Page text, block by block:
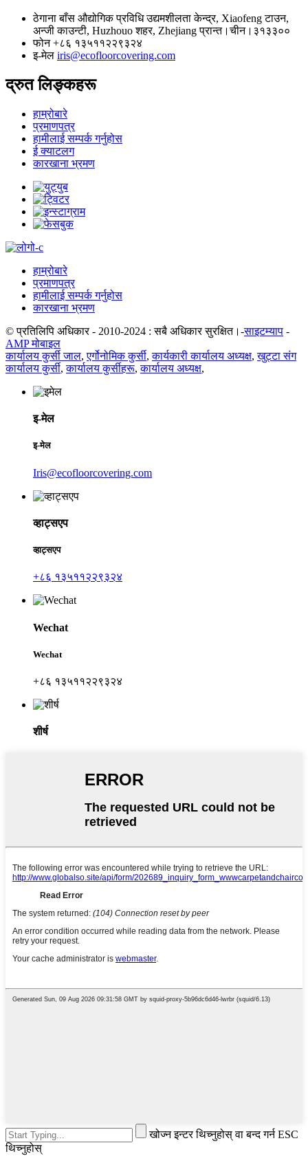
ठेगाना बाँस औद्योगिक प्रविधि उद्यमशीलता केन्द्र, Xiaofeng टाउन,
अन्जी काउन्टी, Huzhouo शहर, Zhejiang प्रान्त।चीन।३१३३००
फोन +८६ १३५११२२९३२४
इ-मेल iris@ecofloorcovering.com
द्रुत लिङ्कहरू
हाम्रोबारे
प्रमाणपत्र
हामीलाई सम्पर्क गर्नुहोस
ई क्याटलग
कारखाना भ्रमण
हाम्रोबारे
प्रमाणपत्र
हामीलाई सम्पर्क गर्नुहोस
कारखाना भ्रमण
© प्रतिलिपि अधिकार - 2010-2024 : सबै अधिकार सुरक्षित।-साइटम्याप -
AMP मोबाइल
कार्यालय कुर्सी जाल,एर्गोनोमिक कुर्सी,कार्यकारी कार्यालय अध्यक्ष,खुट्टा संग
कार्यालय कुर्सी,कार्यालय कुर्सीहरू,कार्यालय अध्यक्ष,
इ-मेल
इ-मेल
Iris@ecofloorcovering.com
व्हाट्सएप
व्हाट्सएप
+८६ १३५११२२९३२४
Wechat
Wechat
+८६ १३५११२२९३२४
शीर्ष
खोज्न इन्टर थिच्नुहोस् वा बन्द गर्न ESC
थिच्नुहोस्